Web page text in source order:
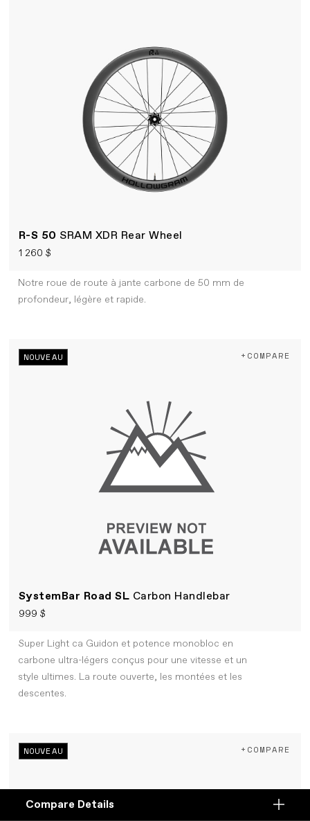
Compare
Compare Details
R-S 50 SRAM XDR Rear Wheel
1 260 $
Notre roue de route à jante carbone de 50 mm de
profondeur, légère et rapide.
NOUVEAU
SystemBar Road SL Carbon Handlebar
999 $
+COMPARE
Super Light ca Guidon et potence monobloc en
carbone ultra-légers conçus pour une vitesse et un
style ultimes. La route ouverte, les montées et les
descentes.
NOUVEAU +COMPARE